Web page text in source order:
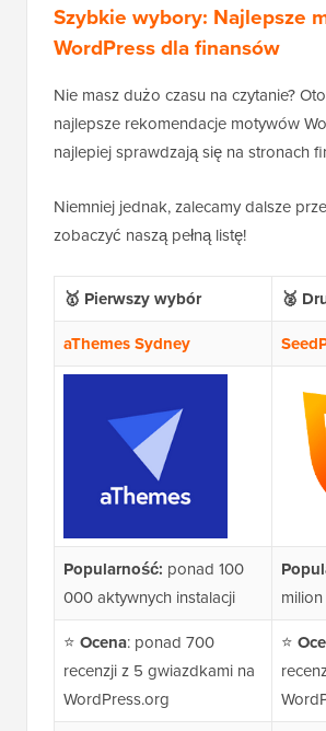
Szybkie wybory: Najlepsze
WordPress dla finansów
Nie masz dużo czasu na czytanie?
najlepsze rekomendacje motywów
najlepiej sprawdzają się na stronach
Niemniej jednak, zalecamy dalsze
zobaczyć naszą pełną listę!
🥇 Pierwszy wybór
🥈
aThemes Sydney
Popularność: ponad 100
000 aktywnych instalacji
milion
⭐ Ocena: ponad 700
recenzji z 5 gwiazdkami na
WordPress.org
⭐